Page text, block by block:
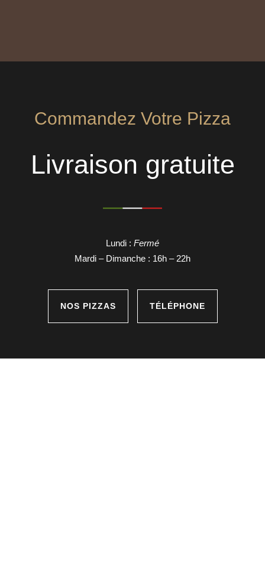
Commandez Votre Pizza
Livraison gratuite
Lundi : Fermé
Mardi – Dimanche : 16h – 22h
NOS PIZZAS TÉLÉPHONE